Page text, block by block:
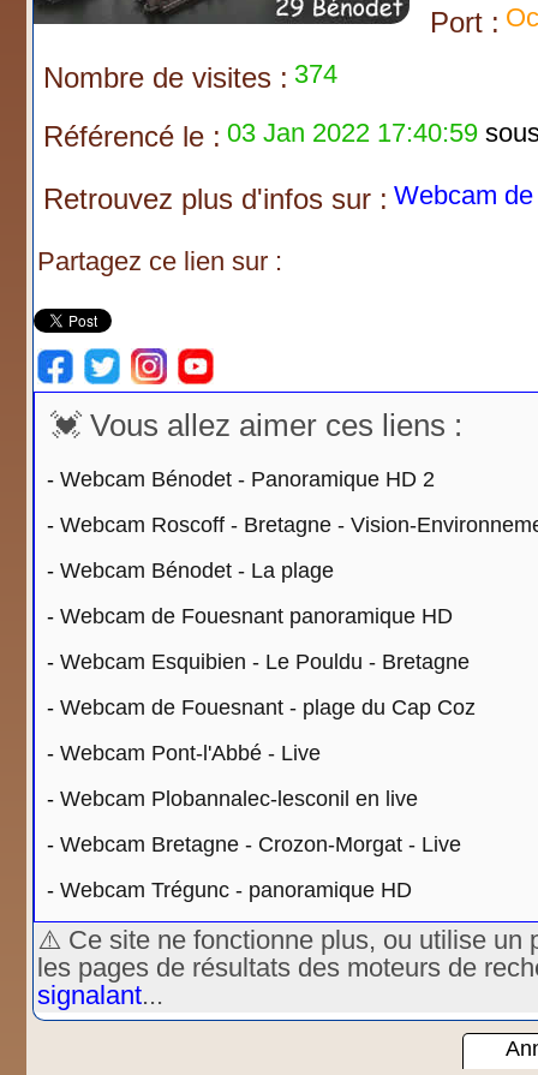
Port :
Nombre de visites : 374
Référencé le : 03 Jan 2022 17:40:59
Retrouvez plus d'infos sur : Webcam
Partagez ce lien sur :
💓 Vous allez aimer ces liens :
- Webcam Bénodet - Panoramique HD 2
- Webcam Roscoff - Bretagne - Vision-
- Webcam Bénodet - La plage
- Webcam de Fouesnant panoramique HD
- Webcam Esquibien - Le Pouldu - Bretagne
- Webcam de Fouesnant - plage du Cap Coz
- Webcam Pont-l'Abbé - Live
- Webcam Plobannalec-lesconil en live
- Webcam Bretagne - Crozon-Morgat - Live
- Webcam Trégunc - panoramique HD
⚠️ Ce site ne fonctionne plus, ou utilise un
les pages de résultats des moteurs de
signalant...